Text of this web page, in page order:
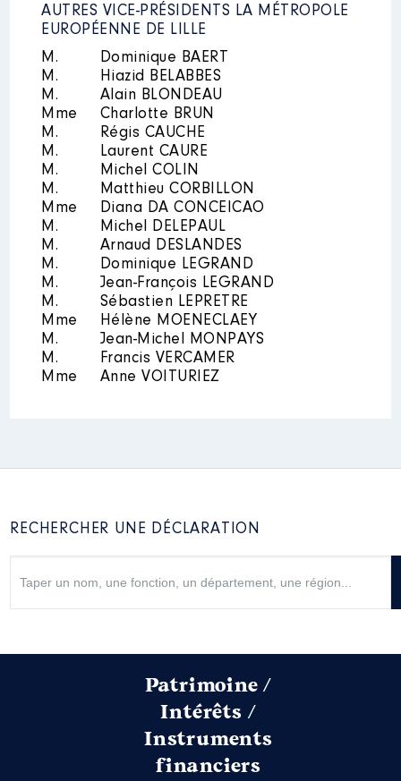
AUTRES VICE-PRÉSIDENTS LA MÉTROPOLE
EUROPÉENNE DE LILLE
M.
Dominique BAERT
M.
Hiazid BELABBES
M.
Alain BLONDEAU
Mme
Charlotte BRUN
M.
Régis CAUCHE
M.
Laurent CAURE
M.
Michel COLIN
M.
Matthieu CORBILLON
Mme
Diana DA CONCEICAO
M.
Michel DELEPAUL
M.
Arnaud DESLANDES
M.
Dominique LEGRAND
M.
Jean-François LEGRAND
M.
Sébastien LEPRETRE
Mme
Hélène MOENECLAEY
M.
Jean-Michel MONPAYS
M.
Francis VERCAMER
Mme
Anne VOITURIEZ
RECHERCHER UNE DÉCLARATION
Patrimoine /
Intérêts /
Instruments
financiers